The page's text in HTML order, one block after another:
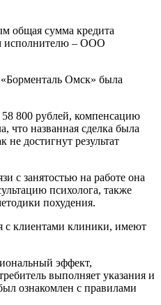
общая сумма кредита
исполнителю – ООО
Омск» была
58 800 рублей, компенсацию
что названная сделка была
не достигнут результат
с занятостью на работе она
психолога, также
похудения.
с клиентами клиники, имеют
эффект,
выполняет указания и
ознакомлен с правилами